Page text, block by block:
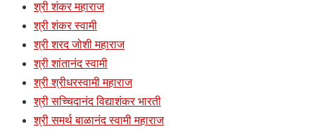
श्री शंकर महाराज
श्री शंकर स्वामी
श्री शरद जोशी महाराज
श्री शांतानंद स्वामी
श्री श्रीधरस्वामी महाराज
श्री सच्चिदानंद विद्याशंकर भारती
श्री समर्थ बाळानंद स्वामी महाराज